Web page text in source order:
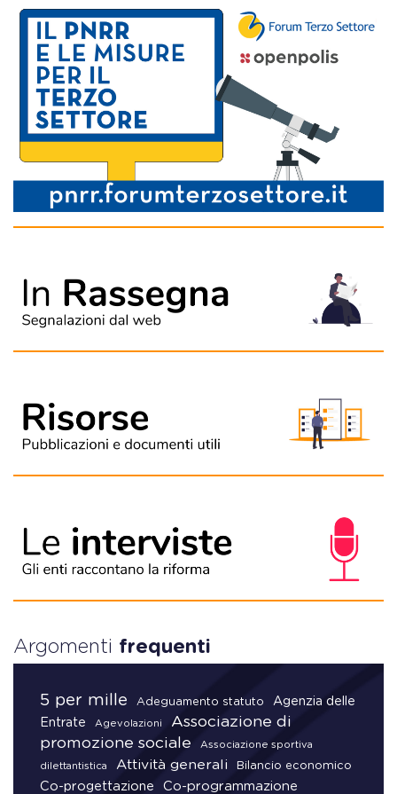
Argomenti frequenti
5 per mille Adeguamento statuto
Agenzia delle
Entrate
Agevolazioni
Associazione di
promozione sociale
Associazione sportiva
dilettantistica Attività generali Bilancio economico
Co-progettazione Co-programmazione